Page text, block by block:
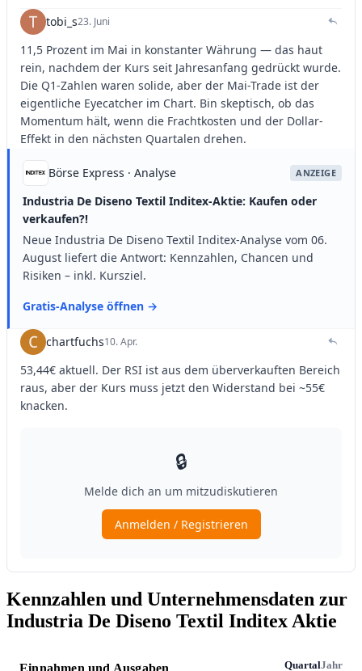
Kennzahlen und Unternehmensdaten zur
Industria De Diseno Textil Inditex Aktie
Einnahmen und Ausgaben QuartalJahr